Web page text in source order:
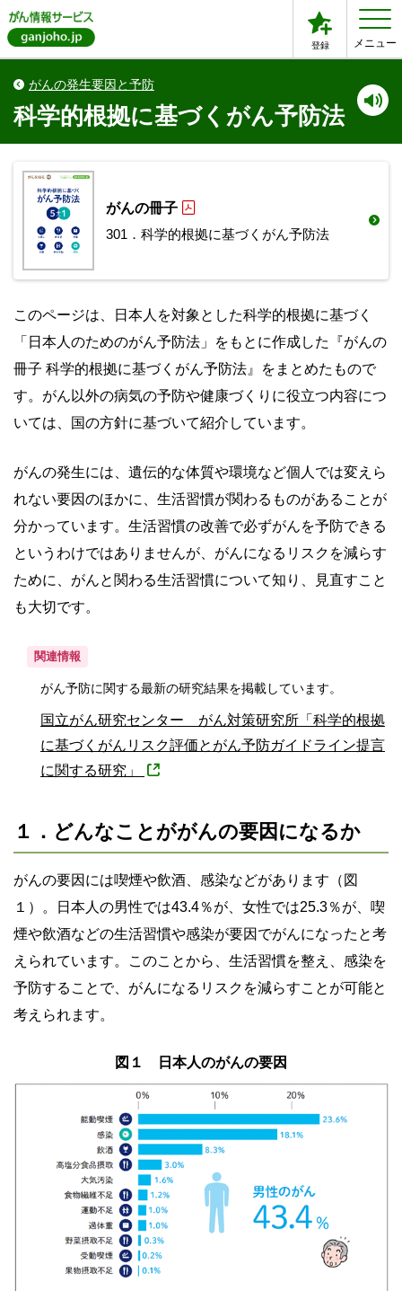
登録 メニュー
がんの発生要因と予防
科学的根拠に基づくがん予防法
がんの冊子
301．科学的根拠に基づくがん予防法
このページは、日本人を対象とした科学的根拠に基づく
「日本人のためのがん予防法」をもとに作成した『がんの
冊子 科学的根拠に基づくがん予防法』をまとめたもので
す。がん以外の病気の予防や健康づくりに役立つ内容につ
いては、国の方針に基づいて紹介しています。
がんの発生には、遺伝的な体質や環境など個人では変えら
れない要因のほかに、生活習慣が関わるものがあることが
分かっています。生活習慣の改善で必ずがんを予防できる
というわけではありませんが、がんになるリスクを減らす
ために、がんと関わる生活習慣について知り、見直すこと
も大切です。
関連情報
がん予防に関する最新の研究結果を掲載しています。
国立がん研究センター がん対策研究所「科学的根拠
に基づくがんリスク評価とがん予防ガイドライン提言
に関する研究」
１．どんなことががんの要因になるか
がんの要因には喫煙や飲酒、感染などがあります（図
１）。日本人の男性では43.4％が、女性では25.3％が、喫
煙や飲酒などの生活習慣や感染が要因でがんになったと考
えられています。このことから、生活習慣を整え、感染を
予防することで、がんになるリスクを減らすことが可能と
考えられます。
図１ 日本人のがんの要因